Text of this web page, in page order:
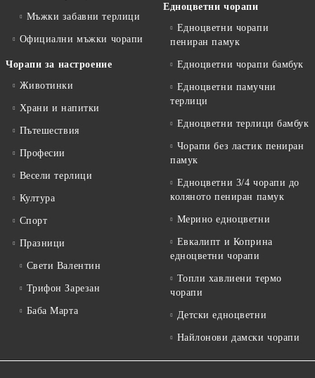
Мъжки забавни терлици
Официални мъжки чорапи
Чорапи за настроение
Животинки
Храни и напитки
Пътешествия
Професии
Весели терлици
Култура
Спорт
Празници
Свети Валентин
Трифон Зарезан
Баба Марта
Едноцветни чорапи
Едноцветни чорапи
пениран памук
Едноцветни чорапи бамбук
Едноцветни памучни
терлици
Едноцветни терлици бамбук
Чорапи без ластик пениран
памук
Едноцветни 3/4 чорапи до
коляното пениран памук
Мерино едноцветни
Евкалипт и Коприна
едноцветни чорапи
Топли хавлиени термо
чорапи
Детски едноцветни
Найлонови дамски чорапи